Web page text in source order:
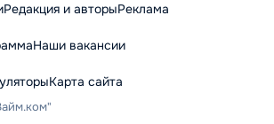
Редакция и авторыРеклама
Наши вакансии
Карта сайта